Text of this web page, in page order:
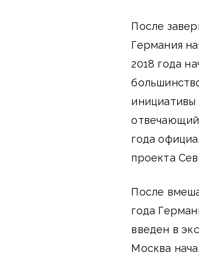
После
Германия
2018 года
инициативы
отвечающий
года
проекта
После
года
введен в
Москва